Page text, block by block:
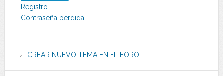
Registro
Contraseña perdida
CREAR NUEVO TEMA EN EL FORO